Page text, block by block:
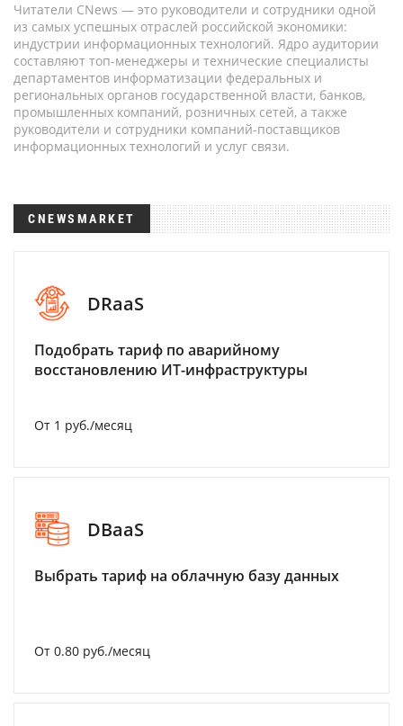
Читатели CNews — это руководители и сотрудники одной
из самых успешных отраслей российской экономики:
индустрии информационных технологий. Ядро аудитории
составляют топ-менеджеры и технические специалисты
департаментов информатизации федеральных и
региональных органов государственной власти, банков,
промышленных компаний, розничных сетей, а также
руководители и сотрудники компаний-поставщиков
информационных технологий и услуг связи.
CNEWSMARKET
DRaaS
Подобрать тариф по аварийному
восстановлению ИТ-инфраструктуры
От 1 руб./месяц
DBaaS
Выбрать тариф на облачную базу данных
От 0.80 руб./месяц